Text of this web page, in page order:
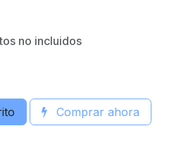
no incluidos
Comprar ahora